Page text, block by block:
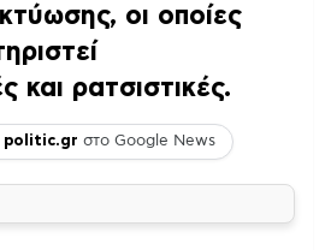
οι οποίες
και ρατσιστικές.
politic.gr στο Google News